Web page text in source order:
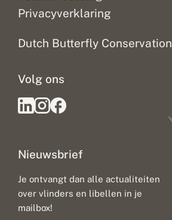
Privacyverklaring
Dutch Butterfly Conservation
Nieuwsbrief
Je ontvangt dan alle actualiteiten
over vlinders en libellen in je
mailbox!
Volg ons